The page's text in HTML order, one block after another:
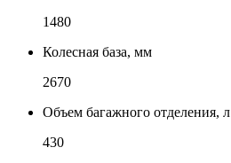
1480
Колесная база, мм
2670
Объем багажного отделения, л
430